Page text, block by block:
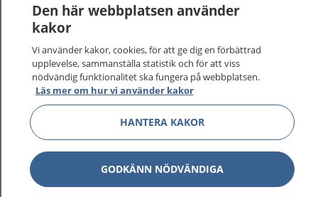
På 1177.se får du råd om hälsa och information om
sjukdomar och vilka mottagningar du kan kontakta.
Logga in för att läsa din journal och göra dina
vårdärenden. Ring telefonnummer 1177 för
sjukvårdsrådgivning dygnet runt.
1177 ger dig råd när du vill må bättre.
Den här webbplatsen använder
kakor
Vi använder kakor, cookies, för att ge dig en förbättrad
upplevelse, sammanställa statistik och för att viss
nödvändig funktionalitet ska fungera på webbplatsen.
Läs mer om hur vi använder kakor
HANTERA KAKOR
GODKÄNN NÖDVÄNDIGA